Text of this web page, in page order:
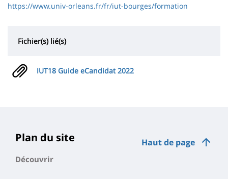
https://www.univ-orleans.fr/fr/iut-bourges/formation
Fichier(s) lié(s)
IUT18 Guide eCandidat 2022
Haut de page
Plan du site
Découvrir